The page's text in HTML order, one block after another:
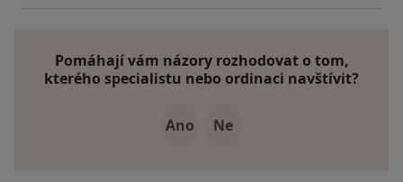
Pomáhají vám názory rozhodovat o tom,
kterého specialistu nebo ordinaci navštívit?
Ano Ne